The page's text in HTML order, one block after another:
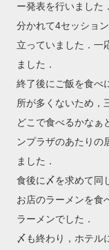
ー発表を行いました
分かれて4セッショ
立っていました．一
ました．
終了後にご飯を食べ
所が多くないため，
どこで食べるかなぁ
ンプラザのあたりの
ました．
食後に〆を求めて同
お店のラーメンを食
ラーメンでした．
〆も終わり，ホテル